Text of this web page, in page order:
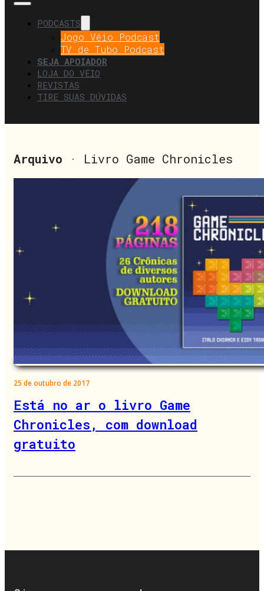
PODCASTS
Jogo Véio Podcast
TV de Tubo Podcast
SEJA APOIADOR
LOJA DO VÉIO
REVISTAS
TIRE SUAS DÚVIDAS
Arquivo · Livro Game Chronicles
25 de outubro de 2017
Está no ar o livro Game
Chronicles, com download
gratuito